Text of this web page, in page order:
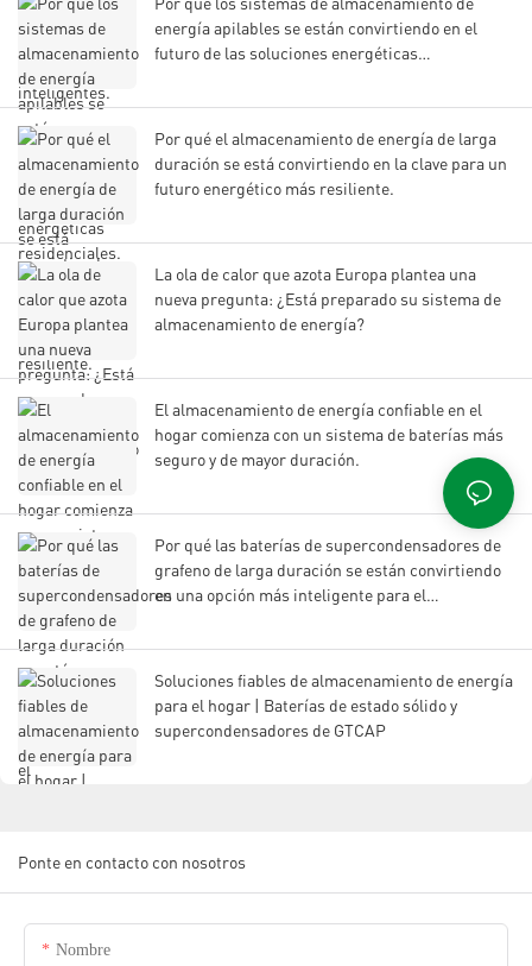
energía apilables se están convirtiendo en el
futuro de las soluciones energéticas
Por qué el almacenamiento de energía de larga
duración se está convirtiendo en la clave para un
futuro energético más resiliente.
La ola de calor que azota Europa plantea una
nueva pregunta: ¿Está preparado su sistema de
almacenamiento de energía?
El almacenamiento de energía confiable en el
hogar comienza con un sistema de baterías más
seguro y de mayor duración.
Por qué las baterías de supercondensadores de
grafeno de larga duración se están convirtiendo
en una opción más inteligente para el
Soluciones fiables de almacenamiento de energía
para el hogar | Baterías de estado sólido y
supercondensadores de GTCAP
Ponte en contacto con nosotros
Nombre